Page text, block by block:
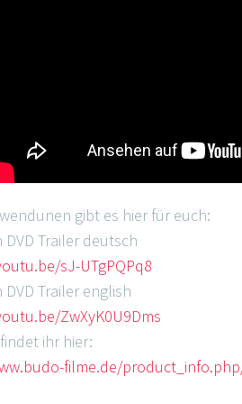
gibt es hier für euch:
DVD Trailer deutsch
sJ-UTgPQPq8
Trailer english
ZwXyK0U9Dms
findet ihr hier:
filme.de/